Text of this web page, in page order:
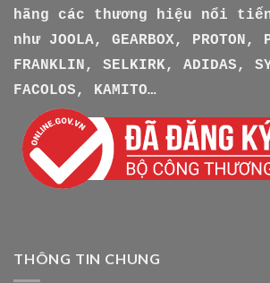
hãng các thương hiệu nổi
như
JOOLA, GEARBOX, PROTON,
FRANKLIN, SELKIRK, ADIDAS,
FACOLOS, KAMITO…
THÔNG TIN CHUNG